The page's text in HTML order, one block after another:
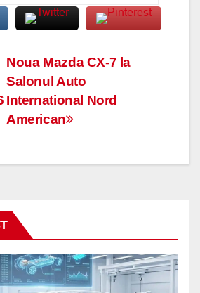
Noua Mazda CX-7 la
Salonul Auto
International Nord
American